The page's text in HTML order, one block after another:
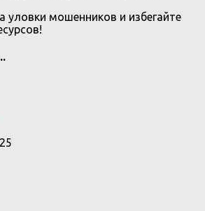
уловки мошенников и избегайте